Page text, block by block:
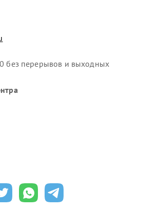
без перерывов и выходных